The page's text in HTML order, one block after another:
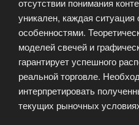
отсутствии понимания
уникален, каждая ситуация
особенностями.
моделей свечей и
гарантирует успешного
реальной торговле.
интерпретировать
текущих рыночных